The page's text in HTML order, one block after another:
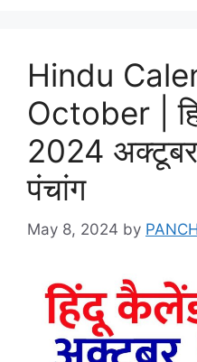
Hindu
October |
2024
पंचांग
May 8, 2024 by